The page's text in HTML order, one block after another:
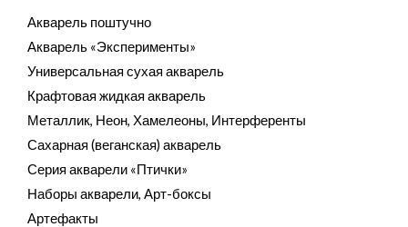
Акварель поштучно
Акварель «Эксперименты»
Универсальная сухая акварель
Крафтовая жидкая акварель
Металлик, Неон, Хамелеоны, Интерференты
Сахарная (веганская) акварель
Серия акварели «Птички»
Наборы акварели, Арт-боксы
Артефакты